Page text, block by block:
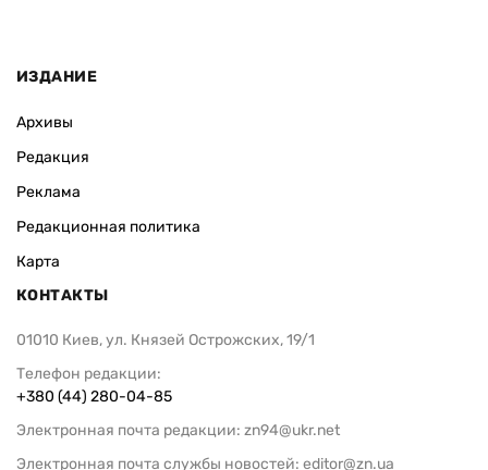
ИЗДАНИЕ
Архивы
Редакция
Реклама
Редакционная политика
Карта
КОНТАКТЫ
01010 Киев, ул. Князей Острожских, 19/1
Телефон редакции:
+380 (44) 280-04-85
Электронная почта редакции: zn94@ukr.net
Электронная почта службы новостей: editor@zn.ua